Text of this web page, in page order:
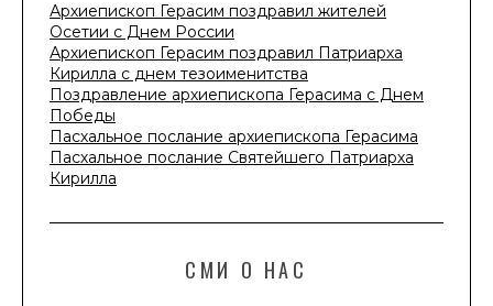
Архиепископ Герасим поздравил жителей
Осетии с Днем России
Архиепископ Герасим поздравил Патриарха
Кирилла с днем тезоименитства
Поздравление архиепископа Герасима с Днем
Победы
Пасхальное послание архиепископа Герасима
Пасхальное послание Святейшего Патриарха
Кирилла
СМИ О НАС